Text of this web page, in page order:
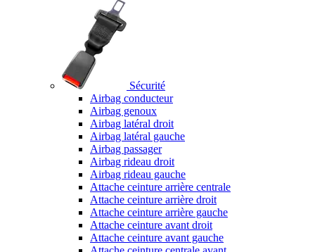
Sécurité
Airbag conducteur
Airbag genoux
Airbag latéral droit
Airbag latéral gauche
Airbag passager
Airbag rideau droit
Airbag rideau gauche
Attache ceinture arrière centrale
Attache ceinture arrière droit
Attache ceinture arrière gauche
Attache ceinture avant droit
Attache ceinture avant gauche